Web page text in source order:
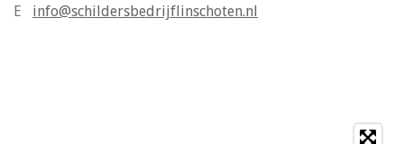
E info@schildersbedrijflinschoten.nl